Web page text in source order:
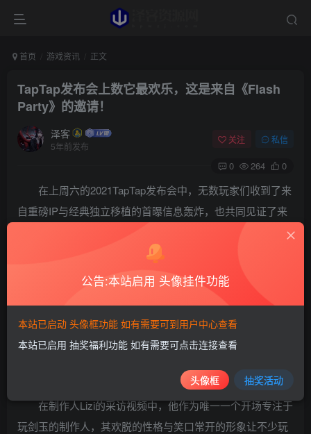
首页 游戏资讯 正文
TapTap发布会上数它最欢乐，这是来自《Flash
Party》的邀请！
泽客
5年前发布
关注 私信
0 264 0
在上周六的2021TapTap发布会中，无数玩家们收到了来
自重磅IP与经典独立移植的首曝信息轰炸，也共同见证了来
剑》等诸多心动自研游戏的制作人逐一来到台前，他们或而
严谨，或而幽默的向玩家们介绍自己的诚意之作。而在他们
之中，这之中最令玩家印象深刻的，莫过于全场最为欢脱活
在制作人Lizi的采访视频中，他作为唯一一个开场专注于
玩剑玉的制作人，其欢脱的性格与笑口常开的形象让不少玩
公告:本站启用 头像挂件功能
本站已启动 头像框功能 如有需要可到用户中心查看
本站已启用 抽奖福利功能 如有需要可点击连接查看
头像框 抽奖活动